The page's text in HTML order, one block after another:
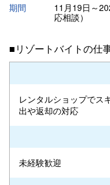
期間
11月19日～
応相談）
■リゾートバイトの仕
レンタルショップでス
出や返却の対応
未経験歓迎